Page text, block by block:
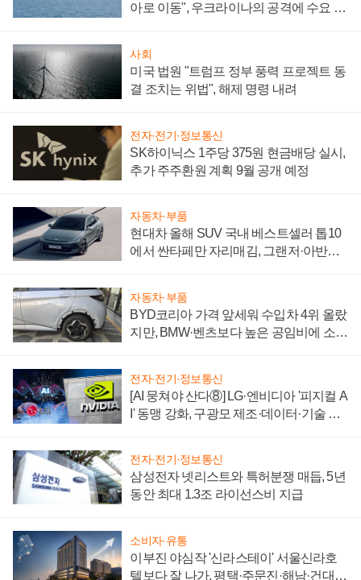
아로 이동", 우크라이나의 공격에 수요 늘
사회
미국 법원 "트럼프 정부 풍력 프로젝트 동
결 조치는 위법", 해제 명령 내려
전자·전기·정보통신
SK하이닉스 1주당 375원 현금배당 실시,
추가 주주환원 계획 9월 공개 예정
자동차·부품
현대차 올해 SUV 국내 베스트셀러 톱10
에서 싼타페만 자리매김, 그랜저·아반떼
자동차·부품
BYD코리아 가격 앞세워 수입차 4위 올랐
지만, BMW·벤츠보다 높은 공임비에 소비
전자·전기·정보통신
[AI 뭉쳐야 산다⑧] LG·엔비디아 '피지컬 A
I' 동맹 강화, 구광모 제조·데이터·기술 결
전자·전기·정보통신
삼성전자 넷리스트와 특허분쟁 매듭, 5년
동안 최대 1.3조 라이선스비 지급
소비자·유통
이부진 야심작 '신라스테이' 서울신라호
텔보다 잘 나가, 평택·주문진·해남·건대로